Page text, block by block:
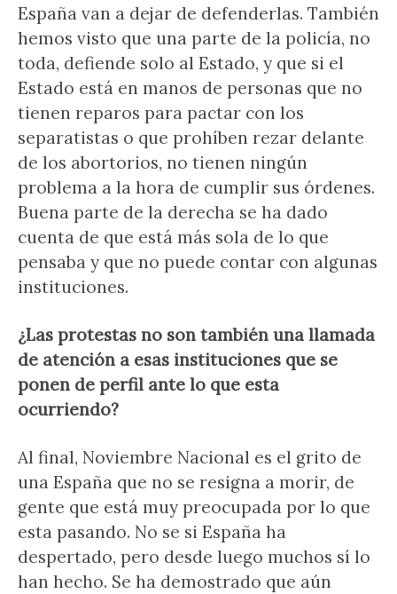
España van a dejar de defenderlas. También
hemos visto que una parte de la policía, no
toda, defiende solo al Estado, y que si el
Estado está en manos de personas que no
tienen reparos para pactar con los
separatistas o que prohíben rezar delante
de los abortorios, no tienen ningún
problema a la hora de cumplir sus órdenes.
Buena parte de la derecha se ha dado
cuenta de que está más sola de lo que
pensaba y que no puede contar con algunas
instituciones.
¿Las protestas no son también una llamada
de atención a esas instituciones que se
ponen de perfil ante lo que esta
ocurriendo?
Al final, Noviembre Nacional es el grito de
una España que no se resigna a morir, de
gente que está muy preocupada por lo que
esta pasando. No se si España ha
despertado, pero desde luego muchos sí lo
han hecho. Se ha demostrado que aún